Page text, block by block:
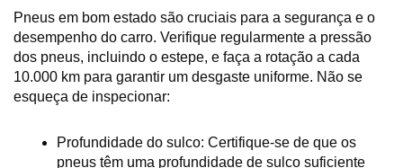
Pneus em bom estado são cruciais para a segurança e o
desempenho do carro. Verifique regularmente a pressão
dos pneus, incluindo o estepe, e faça a rotação a cada
10.000 km para garantir um desgaste uniforme. Não se
esqueça de inspecionar:
Profundidade do sulco: Certifique-se de que os
pneus têm uma profundidade de sulco suficiente